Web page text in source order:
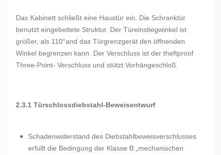
Das Kabinett schließt eine Haustür ein. Die Schranktür
benutzt eingebettete Struktur. Der Türeinstiegwinkel ist
größer, als 110°and das Türgrenzgerät den öffnenden
Winkel begrenzen kann. Der Verschluss ist der theftproof
Three-Point- Verschluss und stützt Vorhängeschloß.
2.3.1 Türschlossdiebstahl-Beweisentwurf
Schadenwiderstand des Diebstahlbeweisverschlusses
erfüllt die Bedingung der Klasse B „mechanischen